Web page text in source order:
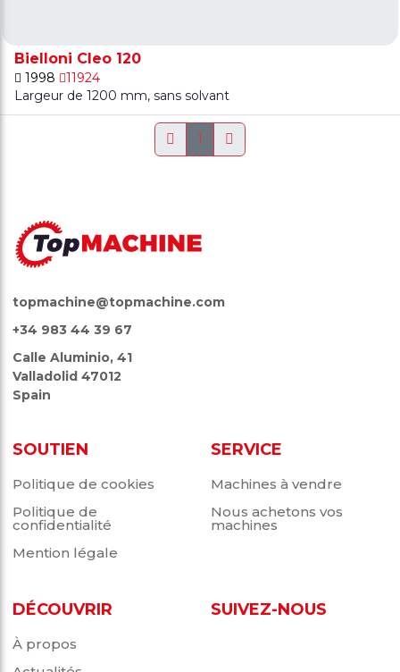
Bielloni Cleo 120
1998
11924
Largeur de 1200 mm, sans solvant
1
topmachine@topmachine.com
+34 983 44 39 67
Calle Aluminio, 41
Valladolid 47012
Spain
SOUTIEN
Politique de cookies
Politique de
confidentialité
Mention légale
SERVICE
Machines à vendre
Nous achetons vos
machines
DÉCOUVRIR
À propos
SUIVEZ-NOUS